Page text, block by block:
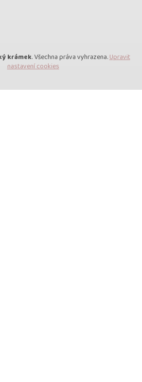
krámek. Všechna práva vyhrazena.Upravit
nastavení cookies